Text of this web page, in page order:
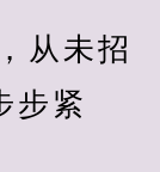
从未招
步紧